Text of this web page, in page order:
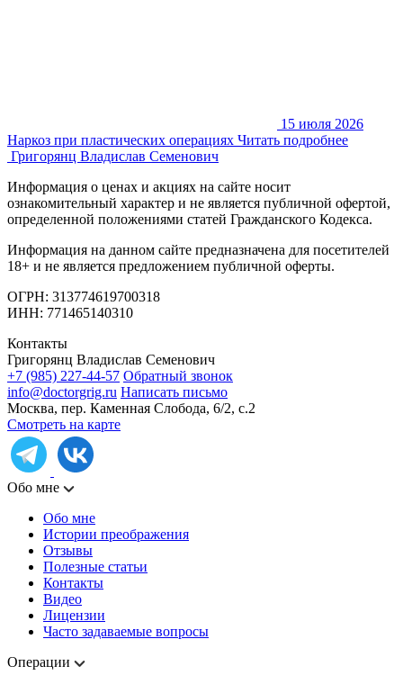
15 июля 2026
Наркоз при пластических операциях Читать подробнее
Григорянц Владислав Семенович
Информация о ценах и акциях на сайте носит
ознакомительный характер и не является публичной офертой,
определенной положениями статей Гражданского Кодекса.
Информация на данном сайте предназначена для посетителей
18+ и не является предложением публичной оферты.
ОГРН: 313774619700318
ИНН: 771465140310
Контакты
Григорянц Владислав Семенович
+7 (985) 227-44-57 Обратный звонок
info@doctorgrig.ru Написать письмо
Москва, пер. Каменная Слобода, 6/2, с.2
Смотреть на карте
Обо мне
Обо мне
Истории преображения
Отзывы
Полезные статьи
Контакты
Видео
Лицензии
Часто задаваемые вопросы
Операции